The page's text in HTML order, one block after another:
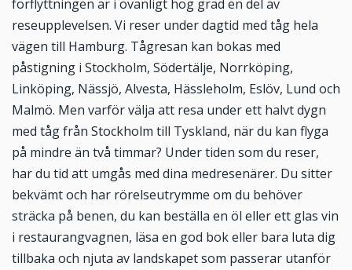
förflyttningen är i ovanligt hög grad en del av
reseupplevelsen. Vi reser under dagtid med tåg hela
vägen till Hamburg. Tågresan kan bokas med
påstigning i Stockholm, Södertälje, Norrköping,
Linköping, Nässjö, Alvesta, Hässleholm, Eslöv, Lund och
Malmö. Men varför välja att resa under ett halvt dygn
med tåg från Stockholm till Tyskland, när du kan flyga
på mindre än två timmar? Under tiden som du reser,
har du tid att umgås med dina medresenärer. Du sitter
bekvämt och har rörelseutrymme om du behöver
sträcka på benen, du kan beställa en öl eller ett glas vin
i restaurangvagnen, läsa en god bok eller bara luta dig
tillbaka och njuta av landskapet som passerar utanför